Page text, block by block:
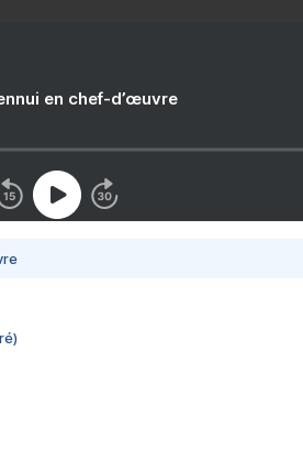
en chef-d’œuvre